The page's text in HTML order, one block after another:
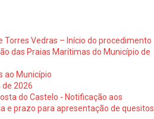
Torres Vedras – Início do procedimento
das Praias Marítimas do Município de
ao Município
de 2026
do Castelo - Notificação aos
e prazo para apresentação de quesitos